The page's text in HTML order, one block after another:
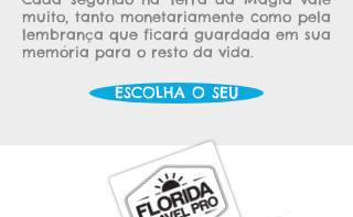
muito, tanto monetariamente como pela
lembrança que ficará guardada em sua
memória para o resto da vida.
ESCOLHA O SEU